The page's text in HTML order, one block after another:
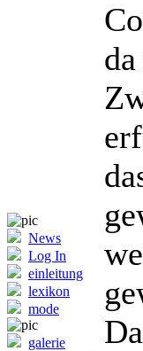
News
Log In
einleitung
lexikon
mode
galerie